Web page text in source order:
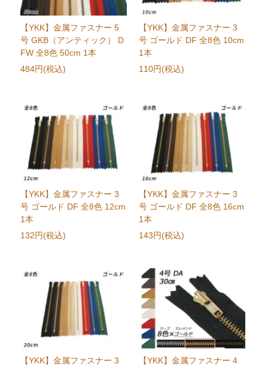
【YKK】金属ファスナー 5
号 GKB（アンティック） D
FW 全8色 50cm 1本
484円(税込)
【YKK】金属ファスナー 3
号 ゴールド DF 全8色 10cm
1本
110円(税込)
【YKK】金属ファスナー 3
号 ゴールド DF 全8色 12cm
1本
132円(税込)
【YKK】金属ファスナー 3
号 ゴールド DF 全8色 16cm
1本
143円(税込)
【YKK】金属ファスナー 3
【YKK】金属ファスナー 4